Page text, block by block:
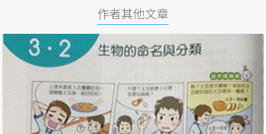
作者其他文章